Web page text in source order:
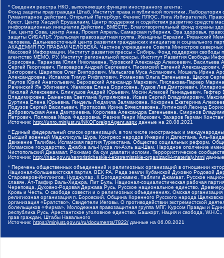
* Сведения реестра НКО, выполняющих функции иностранного агента:
Фонд защиты прав граждан Штаб, Институт права и публичной политики,
Гуманитарное действие, Открытый Петербург, Феникс ПЛЮС, Лига Избирателей,
Крест, Центр Хасдей Ерушалаим, Центр поддержки и содействия развитию средств
информационных инициатив Действие, ВМЕСТЕ, Благотворительный фонд охраны
Так, центр Сова, центр Анна, Проект Апрель, Самарская губерния, Эра здоровья,
защиты СИБАЛЬТ, Уральская правозащитная группа, Женщины Евразии, Рязанский
человека, Дальневосточный центр развития гражданских инициатив и социального
АКАДЕМИЯ ПО ПРАВАМ ЧЕЛОВЕКА, Частное учреждение Совета Министров северных
Массовой Информации, Институт развития прессы - Сибирь, Фонд поддержки
агентство МЕМО. РУ, Институт региональной прессы, Институт Развития Свободы
Борисовна, Таранова Юлия Николаевна, Туровский Александр Алексеевич,
Сергей Георгиевич, Пивоваров Андрей Сергеевич, Писемский Евгений
Викторович, Шарипков Олег Викторович, Мальсагов Муса Асланович, Мошель Ирина
Александровна, Исламов Тимур Рифгатович, Романова Ольга Евгеньевна, Щаров
Паутов Юрий Анатольевич, Верховский Александр Маркович, Пислакова-Паркер
Рачинский Ян Збигневич, Жемкова Елена Борисовна, Гудков Лев Дмитриевич,
Николай Алексеевич, Блинушов Андрей Юрьевич, Мосин Алексей Геннадьевич,
Владимировна, Баженова Светлана Куприяновна, Исаев Сергей Владимирович,
Буртина Елена Юрьевна, Гендель Людмила Залмановна, Кокорина Екатерина
Подузов Сергей Васильевич, Протасова Ирина Вячеславовна, Литинский Леонид
Добровольская Анна Дмитриевна, Королева Александра Евгеньевна, Смирнов
Петрович, Полякова Мара Федоровна, Резник Генри Маркович, Захаров Герман
Источник: http://unro.minjust.ru/NKOForeignAgent.aspx данные на 28.08.2021
* Единый федеральный список организаций, в том числе иностранных и
Высший военный Маджлисуль Шура, Конгресс народов Ичкерии и Дагестана, Аль-
Движение Талибан, Исламская партия Туркестана, Общество социальных реформ,
Исламское государство, Джабха аль-Нусра ли-Ахль аш-Шам, Народное ополчение
Чистопольский Джамаат, Рохнамо ба суи давлати исломи, Террористическое
Источник: http://nac.gov.ru/terroristicheskie-i-ekstremistskie-organizacii-i-materialy.html
* Перечень общественных объединений и религиозных организаций в отношении
Национал-большевистская партия, ВЕК РА, Рада земли Кубанской Духовно Родовой
Староверов-Инглингов, Нурджулар, К Богодержавию, Таблиги Джамаат, Русское
славян, Ат-Такфир Валь-Хиджра, Пит Буль, Национал-социалистическая рабочая
Череповца, Духовно-Родовая Держава Русь, Русское национальное единство,
Кровь и Честь, О свободе совести и о религиозных объединениях, Омская
религиозная организация п. Боровский, Община Коренного Русского народа
организация «Братство», Свидетели Иеговы, О противодействии экстремистской
болельщиков «Фирма», Молодежная правозащитная группа МПГ, Курсом Правды и
республика Русь, Арестантское уголовное единство, Башкорт, Нация и свобода,
прав граждан, Штабы Навального
Источник: https://minjust.gov.ru/ru/documents/7822/ данные на 06.08.2021